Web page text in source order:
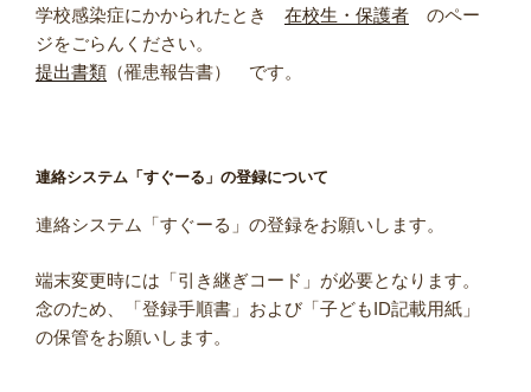
学校感染症にかかられたとき 在校生・保護者 のペー
ジをごらんください。
提出書類 （罹患報告書） です。
連絡システム「すぐーる」の登録について
連絡システム「すぐーる」の登録をお願いします。
端末変更時には「引き継ぎコード」が必要となります。
念のため、「登録手順書」および「子どもID記載用紙」
の保管をお願いします。